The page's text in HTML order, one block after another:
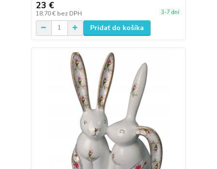
23 €
18,70 € bez DPH 3-7 dní
Pridať do košíka